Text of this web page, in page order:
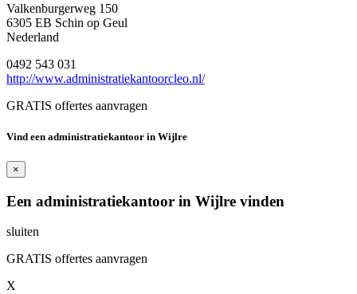
Valkenburgerweg 150
6305 EB Schin op Geul
Nederland
0492 543 031
http://www.administratiekantoorcleo.nl/
GRATIS offertes aanvragen
Vind een administratiekantoor in Wijlre
×
Een administratiekantoor in Wijlre vinden
sluiten
GRATIS offertes aanvragen
X